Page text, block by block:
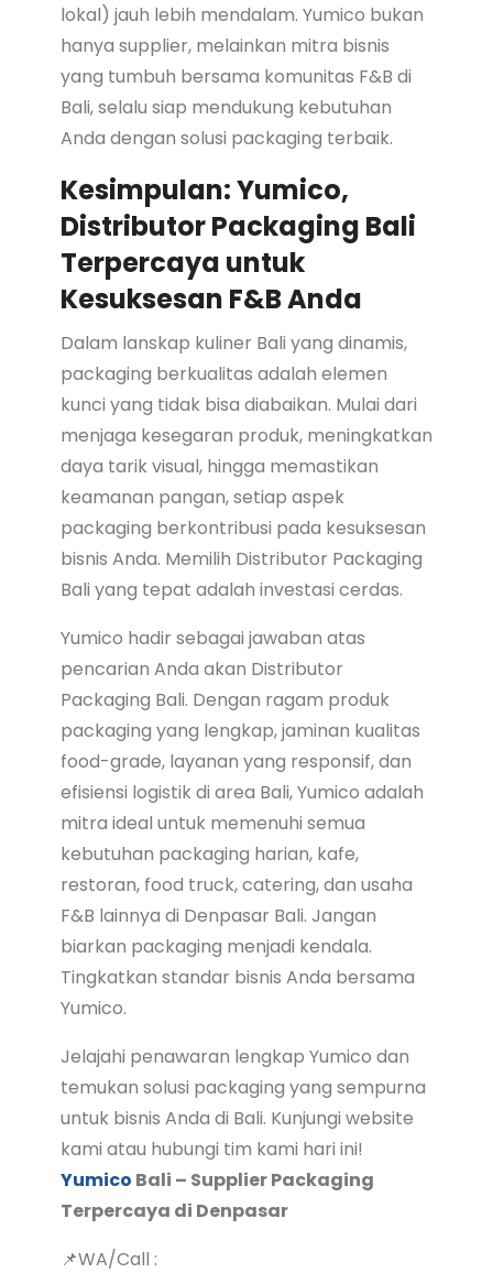
lokal) jauh lebih mendalam. Yumico bukan
hanya supplier, melainkan mitra bisnis
yang tumbuh bersama komunitas F&B di
Bali, selalu siap mendukung kebutuhan
Anda dengan solusi packaging terbaik.
Kesimpulan: Yumico,
Distributor Packaging Bali
Terpercaya untuk
Kesuksesan F&B Anda
Dalam lanskap kuliner Bali yang dinamis,
packaging berkualitas adalah elemen
kunci yang tidak bisa diabaikan. Mulai dari
menjaga kesegaran produk, meningkatkan
daya tarik visual, hingga memastikan
keamanan pangan, setiap aspek
packaging berkontribusi pada kesuksesan
bisnis Anda. Memilih Distributor Packaging
Bali yang tepat adalah investasi cerdas.
Yumico hadir sebagai jawaban atas
pencarian Anda akan Distributor
Packaging Bali. Dengan ragam produk
packaging yang lengkap, jaminan kualitas
food-grade, layanan yang responsif, dan
efisiensi logistik di area Bali, Yumico adalah
mitra ideal untuk memenuhi semua
kebutuhan packaging harian, kafe,
restoran, food truck, catering, dan usaha
F&B lainnya di Denpasar Bali. Jangan
biarkan packaging menjadi kendala.
Tingkatkan standar bisnis Anda bersama
Yumico.
Jelajahi penawaran lengkap Yumico dan
temukan solusi packaging yang sempurna
untuk bisnis Anda di Bali. Kunjungi website
kami atau hubungi tim kami hari ini!
Yumico Bali – Supplier Packaging
Terpercaya di Denpasar
📌WA/Call :